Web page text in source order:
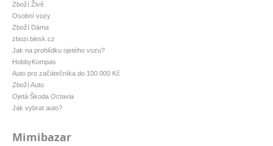
Zboží Živě
Osobní vozy
Zboží Dáma
zbozi.blesk.cz
Jak na prohlídku ojetého vozu?
HobbyKompas
Auto pro začátečníka do 100 000 Kč
Zboží Auto
Ojetá Škoda Octavia
Jak vybrat auto?
Mimibazar